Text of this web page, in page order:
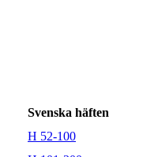
Svenska häften
H 52-100